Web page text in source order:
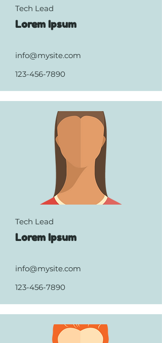
Tech Lead
Lorem Ipsum
info@mysite.com
123-456-7890
Tech Lead
Lorem Ipsum
info@mysite.com
123-456-7890